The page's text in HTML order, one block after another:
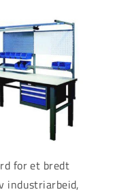
for et bredt
industriarbeid,